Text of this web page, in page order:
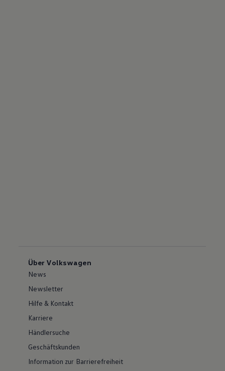
Über Volkswagen
News
Newsletter
Hilfe & Kontakt
Karriere
Händlersuche
Geschäftskunden
Information zur Barrierefreiheit